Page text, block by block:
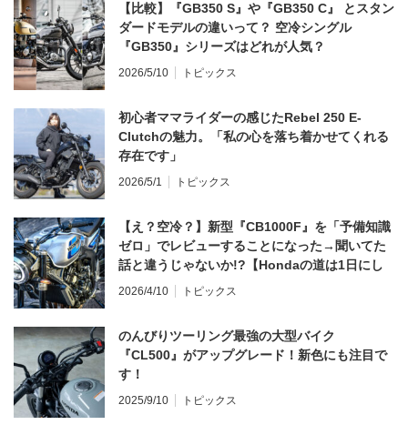
【比較】『GB350 S』や『GB350 C』 とスタン
ダードモデルの違いって？ 空冷シングル
『GB350』シリーズはどれが人気？
2026/5/10 トピックス
初心者ママライダーの感じたRebel 250 E-
Clutchの魅力。「私の心を落ち着かせてくれる
存在です」
2026/5/1 トピックス
【え？空冷？】新型『CB1000F』を「予備知識
ゼロ」でレビューすることになった→聞いてた
話と違うじゃないか!?【Hondaの道は1日にし
てならず／CB1000F ①第一印象 編】
2026/4/10 トピックス
のんびりツーリング最強の大型バイク
『CL500』がアップグレード！新色にも注目で
す！
2025/9/10 トピックス